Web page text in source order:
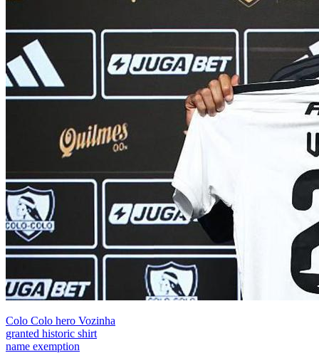
Colo Colo hero Vozinha
granted historic shirt
name exemption